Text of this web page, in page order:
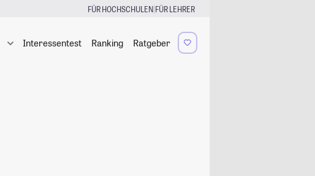
FÜR HOCHSCHULEN|FÜR LEHRER
Interessentest Ranking Ratgeber